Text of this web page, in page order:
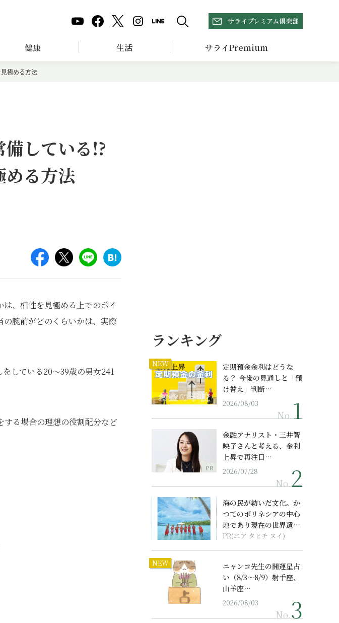
サライプレミアム倶楽部
健康 生活 サライPremium
極める方法
している!?
める方法
、相性を見極める上でのポイ
腕前がどのくらいかは、実際
している20～39歳の男女241
る場合の理想の役割配分など
ランキング
NEW
定期預金金利はどうな
る？ 今後の見通しと「預
け替え」判断…
2026/08/03
No.
PR
金融アナリスト・三井智
映子さんと考える、金利
上昇で再注目…
2026/07/28
No.
海の民が紡いだ文化。か
つてのポリネシアの中心
地であり現在の世界遺産
からみえてくる...
PR(エア タヒチ ヌイ)
NEW
ニャンコ先生の開運星占
い（8/3～8/9）射手座、
山羊座…
2026/08/03
No.